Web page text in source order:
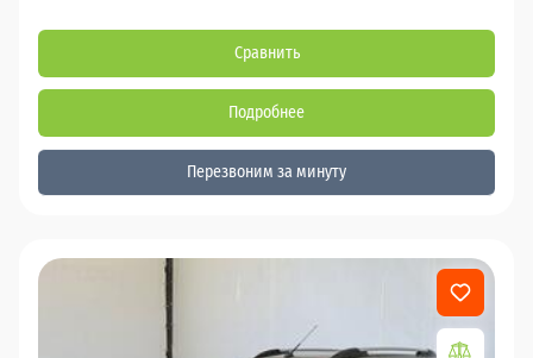
Сравнить
Подробнее
Перезвоним за минуту